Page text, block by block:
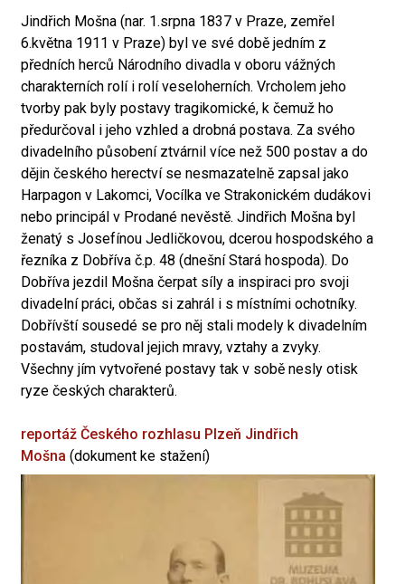
Jindřich Mošna (nar. 1.srpna 1837 v Praze, zemřel
6.května 1911 v Praze) byl ve své době jedním z
předních herců Národního divadla v oboru vážných
charakterních rolí i rolí veseloherních. Vrcholem jeho
tvorby pak byly postavy tragikomické, k čemuž ho
předurčoval i jeho vzhled a drobná postava. Za svého
divadelního působení ztvárnil více než 500 postav a do
dějin českého herectví se nesmazatelně zapsal jako
Harpagon v Lakomci, Vocílka ve Strakonickém dudákovi
nebo principál v Prodané nevěstě. Jindřich Mošna byl
ženatý s Josefínou Jedličkovou, dcerou hospodského a
řezníka z Dobříva č.p. 48 (dnešní Stará hospoda). Do
Dobříva jezdil Mošna čerpat síly a inspiraci pro svoji
divadelní práci, občas si zahrál i s místními ochotníky.
Dobřívští sousedé se pro něj stali modely k divadelním
postavám, studoval jejich mravy, vztahy a zvyky.
Všechny jím vytvořené postavy tak v sobě nesly otisk
ryze českých charakterů.
reportáž Českého rozhlasu Plzeň Jindřich
Mošna (dokument ke stažení)